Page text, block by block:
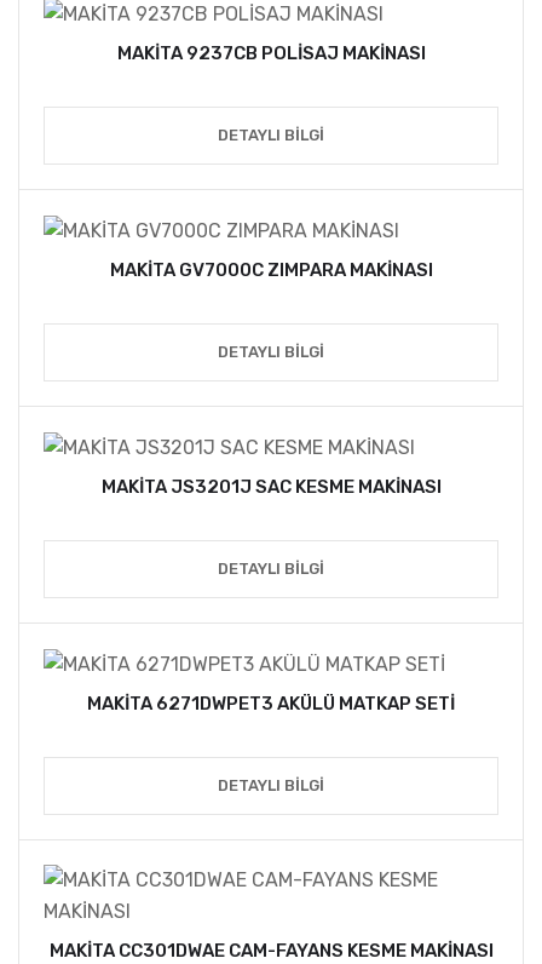
MAKİTA 9237CB POLİSAJ MAKİNASI
DETAYLI BILGI
MAKİTA GV7000C ZIMPARA MAKİNASI
DETAYLI BILGI
MAKİTA JS3201J SAC KESME MAKİNASI
DETAYLI BILGI
MAKİTA 6271DWPET3 AKÜLÜ MATKAP SETİ
DETAYLI BILGI
MAKİTA CC301DWAE CAM-FAYANS KESME MAKİNASI